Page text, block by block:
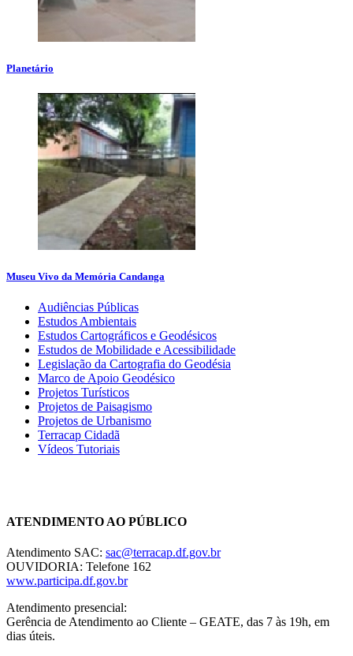
Planetário
Museu Vivo da Memória Candanga
Audiências Públicas
Estudos Ambientais
Estudos Cartográficos e Geodésicos
Estudos de Mobilidade e Acessibilidade
Legislação da Cartografia do Geodésia
Marco de Apoio Geodésico
Projetos Turísticos
Projetos de Paisagismo
Projetos de Urbanismo
Terracap Cidadã
Vídeos Tutoriais
ATENDIMENTO AO PÚBLICO
Atendimento SAC: sac@terracap.df.gov.br
OUVIDORIA: Telefone 162
www.participa.df.gov.br
Atendimento presencial:
Gerência de Atendimento ao Cliente – GEATE, das 7 às 19h, em
dias úteis.